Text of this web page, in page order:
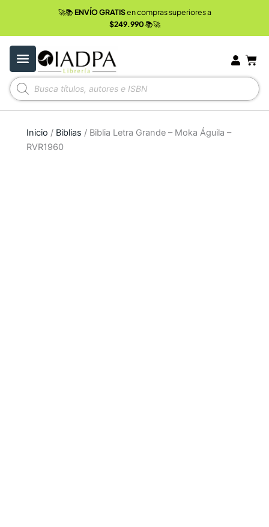
contenido
🚀📚ENVÍO GRATISen compras superiores a
$249.990📚🚀
Búsqueda
de
Inicio / Biblias / Biblia Letra Grande – Moka Águila –
RVR1960